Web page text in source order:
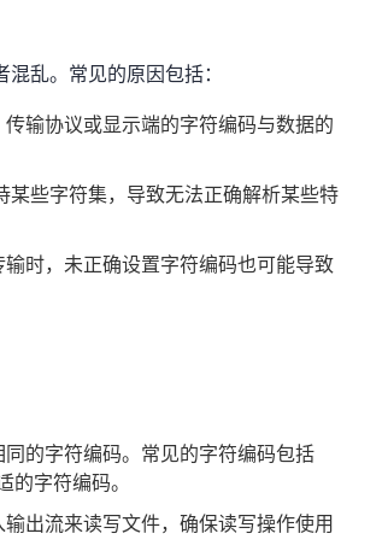
乱。常见的原因包括：
输协议或显示端的字符编码与数据的
些字符集，导致无法正确解析某些特
时，未正确设置字符编码也可能导致
的字符编码。常见的字符编码包括
字符编码。
出流来读写文件，确保读写操作使用